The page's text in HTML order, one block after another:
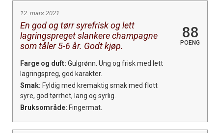
12. mars 2021
En god og tørr syrefrisk og lett
lagringspreget slankere champagne
som tåler 5-6 år. Godt kjøp.
88
POENG
Farge og duft: Gulgrønn. Ung og frisk med lett
lagringspreg, god karakter.
Smak: Fyldig med kremaktig smak med flott
syre, god tørrhet, lang og syrlig.
Bruksområde: Fingermat.